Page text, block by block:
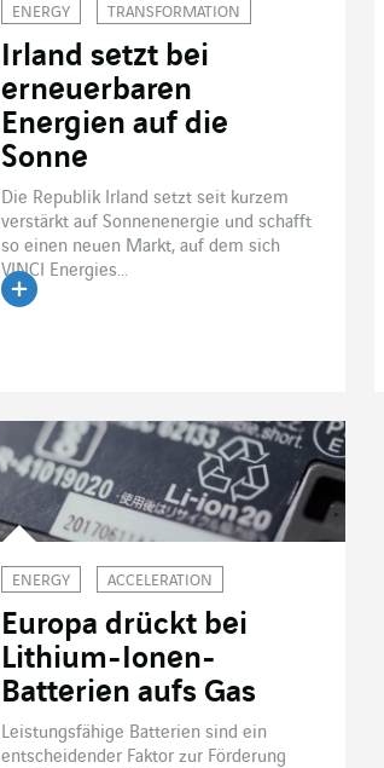
ENERGY TRANSFORMATION
Irland setzt bei
erneuerbaren
Energien auf die
Sonne
Die Republik Irland setzt seit kurzem
verstärkt auf Sonnenenergie und schafft
so einen neuen Markt, auf dem sich
VINCI Energies...
ENERGY ACCELERATION
Europa drückt bei
Lithium-Ionen-
Batterien aufs Gas
Leistungsfähige Batterien sind ein
entscheidender Faktor zur Förderung